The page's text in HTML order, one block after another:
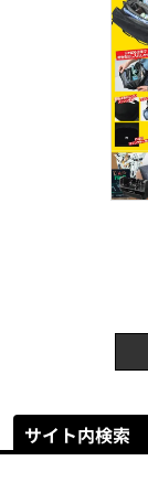
サイト内検索